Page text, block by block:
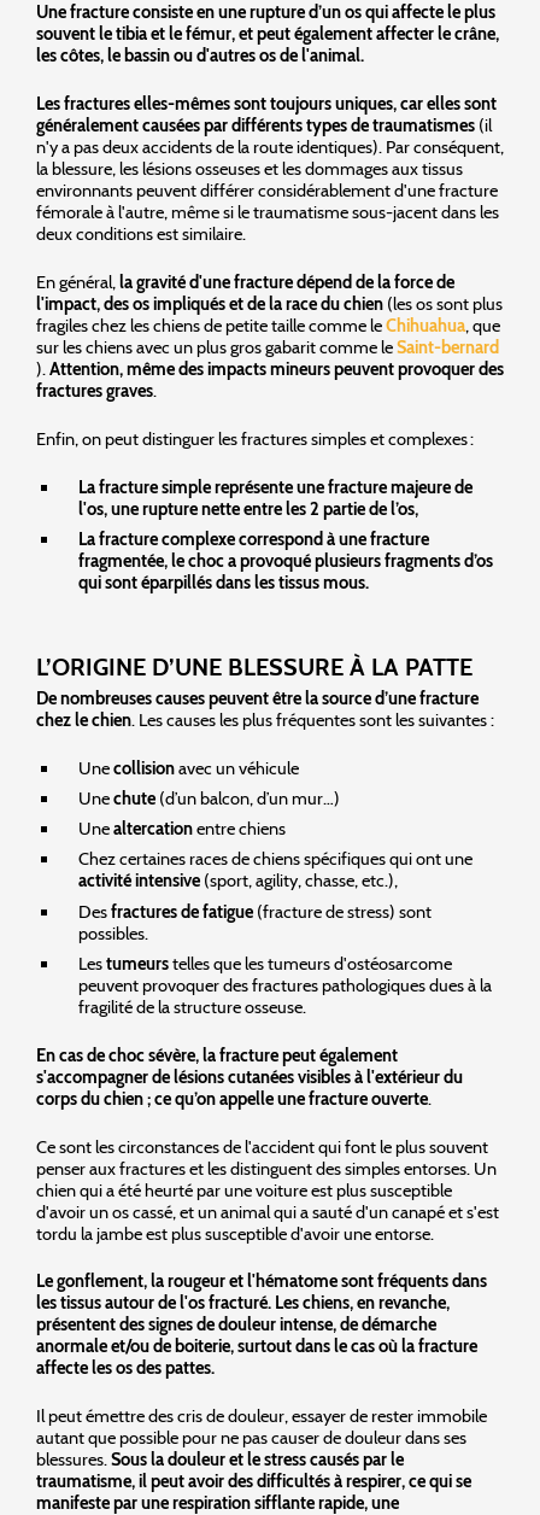
Une fracture consiste en une rupture d’un os qui affecte le plus
souvent le tibia et le fémur, et peut également affecter le crâne,
les côtes, le bassin ou d'autres os de l'animal.
Les fractures elles-mêmes sont toujours uniques, car elles sont
généralement causées par différents types de traumatismes (il
n'y a pas deux accidents de la route identiques). Par conséquent,
la blessure, les lésions osseuses et les dommages aux tissus
environnants peuvent différer considérablement d'une fracture
fémorale à l'autre, même si le traumatisme sous-jacent dans les
deux conditions est similaire.
En général,la gravité d'une fracture dépend de la force de
l'impact, des os impliqués et de la race du chien (les os sont plus
fragiles chez les chiens de petite taille comme leChihuahua, que
sur les chiens avec un plus gros gabarit comme leSaint-bernard
).Attention, même des impacts mineurs peuvent provoquer des
fractures graves.
Enfin, on peut distinguer les fractures simples et complexes :
La fracture simple représente une fracture majeure de
l'os, une rupture nette entre les 2 partie de l’os,
La fracture complexe correspond à une fracture
fragmentée, le choc a provoqué plusieurs fragments d’os
qui sont éparpillés dans les tissus mous.
L’ORIGINE D’UNE BLESSURE À LA PATTE
De nombreuses causes peuvent être la source d’une fracture
chez le chien. Les causes les plus fréquentes sont les suivantes :
Unecollisionavec un véhicule
Unechute (d’un balcon, d’un mur…)
Unealtercationentre chiens
Chez certaines races de chiens spécifiques qui ont une
activité intensive (sport, agility, chasse, etc.),
Desfractures de fatigue (fracture de stress) sont
possibles.
Lestumeurstelles que les tumeurs d'ostéosarcome
peuvent provoquer des fractures pathologiques dues à la
fragilité de la structure osseuse.
En cas de choc sévère, la fracture peut également
s'accompagner de lésions cutanées visibles à l'extérieur du
corps du chien ; ce qu’on appelle une fracture ouverte.
Ce sont les circonstances de l'accident qui font le plus souvent
penser aux fractures et les distinguent des simples entorses. Un
chien qui a été heurté par une voiture est plus susceptible
d'avoir un os cassé, et un animal qui a sauté d'un canapé et s'est
tordu la jambe est plus susceptible d'avoir une entorse.
Le gonflement, la rougeur et l'hématome sont fréquents dans
les tissus autour de l'os fracturé. Les chiens, en revanche,
présentent des signes de douleur intense, de démarche
anormale et/ou de boiterie, surtout dans le cas où la fracture
affecte les os des pattes.
Il peut émettre des cris de douleur, essayer de rester immobile
autant que possible pour ne pas causer de douleur dans ses
blessures.Sous la douleur et le stress causés par le
traumatisme, il peut avoir des difficultés à respirer, ce qui se
manifeste par une respiration sifflante rapide, une